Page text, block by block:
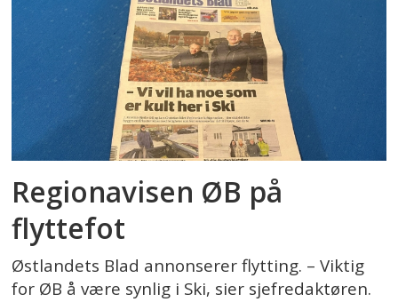
Regionavisen ØB på
flyttefot
Østlandets Blad annonserer flytting. – Viktig
for ØB å være synlig i Ski, sier sjefredaktøren.